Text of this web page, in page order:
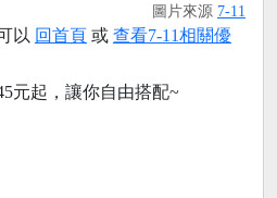
圖片來源 7-11
以 回首頁 或 查看7-11相關優
元起，讓你自由搭配~